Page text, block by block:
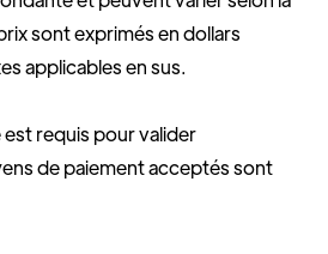
sont exprimés en dollars
applicables en sus.
requis pour valider
de paiement acceptés sont